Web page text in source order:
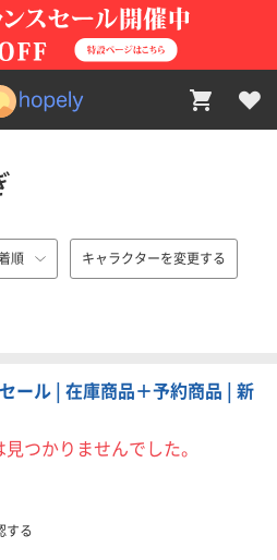
順 キャラクターを変更する
ール | 在庫商品＋予約商品 | 新
つかりませんでした。
する